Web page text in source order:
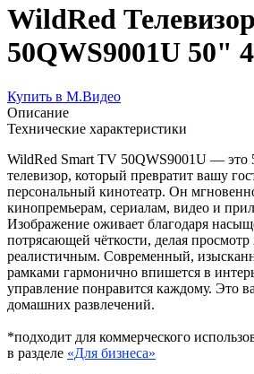
WildRed
50QWS9001U 50"
Купить в М.Видео
Описание
Технические характеристики
WildRed Smart TV 50QWS9001U —
телевизор, который превратит вашу
персональный кинотеатр. Он
кинопремьерам, сериалам, видео и
Изображение оживает благодаря
потрясающей чёткости, делая
реалистичным. Современный,
рамками гармонично впишется в
управление понравится каждому. Это
домашних развлечений.
*подходит для коммерческого
в разделе «Для бизнеса»